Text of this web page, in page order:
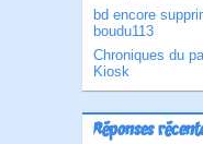
bd encore
boudu113
Chroniques du
Kiosk
Réponses